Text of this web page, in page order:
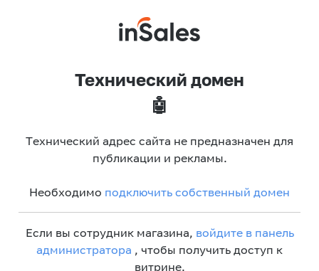
Технический домен
🤖
Технический адрес сайта не предназначен для
публикации и рекламы.
Необходимо подключить собственный домен
Если вы сотрудник магазина, войдите в панель
администратора , чтобы получить доступ к
витрине.